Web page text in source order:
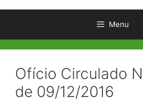
Menu
Ofício Circulado
de 09/12/2016